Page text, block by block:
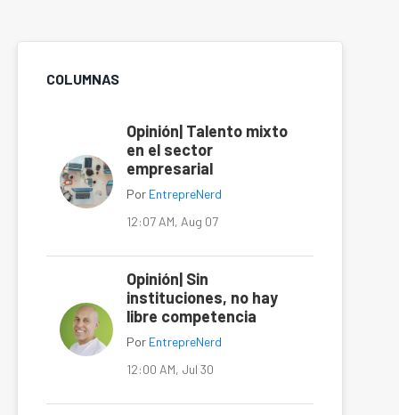
COLUMNAS
Opinión| Talento mixto
en el sector
empresarial
Por EntrepreNerd
12:07 AM, Aug 07
Opinión| Sin
instituciones, no hay
libre competencia
Por EntrepreNerd
12:00 AM, Jul 30